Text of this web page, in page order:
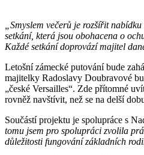
„Smyslem večerů je rozšířit
setkání, která jsou obohacena o
Každé setkání doprovází majitel
Letošní zámecké putování bude
majitelky Radoslavy Doubravové
„české Versailles“. Zde přítomné
rovněž navštívit, než se na delší
Součástí projektu je spolupráce s
tomu jsem pro spolupráci zvolila
důležitosti fungování základních